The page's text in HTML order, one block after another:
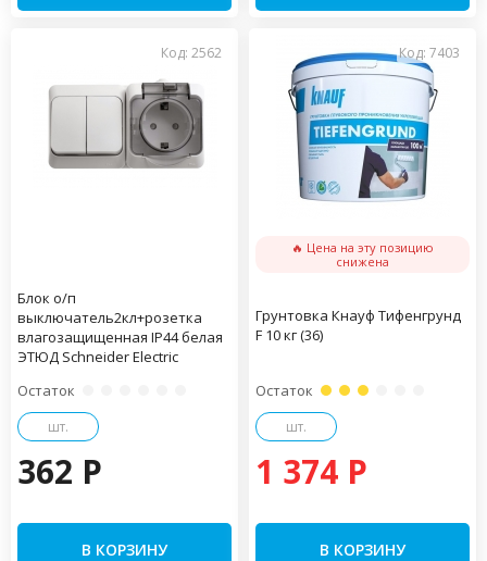
Код: 2562
Блок о/п
выключатель2кл+розетка
влагозащищенная IP44 белая
ЭТЮД Schneider Electric
Остаток
шт.
362 P
В КОРЗИНУ
Код: 7403
🔥 Цена на эту позицию
снижена
Грунтовка Кнауф Тифенгрунд
F 10 кг (36)
Остаток
шт.
1 374 P
В КОРЗИНУ